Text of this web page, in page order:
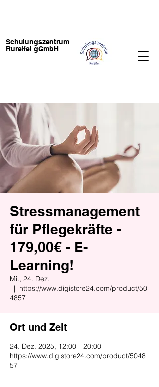
Schulungszentrum
Rureifel gGmbH
Stressmanagement
für Pflegekräfte -
179,00€ - E-
Learning!
Mi., 24. Dez.
  |
https://www.digistore24.com/product/50
4857
Ort und Zeit
24. Dez. 2025, 12:00 – 20:00
https://www.digistore24.com/product/5048
57